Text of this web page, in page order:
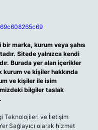
marka, kurum veya şahıs
Sitede yalnızca kendi
Burada yer alan içerikler
ve kişiler hakkında
ve kişiler ile isim
bilgiler taslak
Teknolojileri ve İletişim
Sağlayıcı olarak hizmet